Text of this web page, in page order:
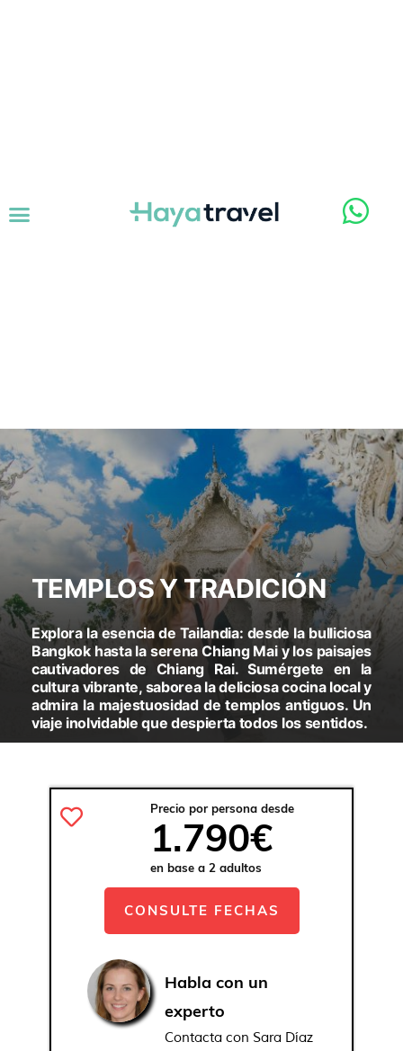
TEMPLOS Y TRADICIÓN
Explora la esencia de Tailandia: desde la bulliciosa
Bangkok hasta la serena Chiang Mai y los paisajes
cautivadores de Chiang Rai. Sumérgete en la
cultura vibrante, saborea la deliciosa cocina local y
admira la majestuosidad de templos antiguos. Un
viaje inolvidable que despierta todos los sentidos.
Precio por persona desde
1.790€
en base a 2 adultos
CONSULTE FECHAS
Habla con un
experto
Contacta con Sara Díaz